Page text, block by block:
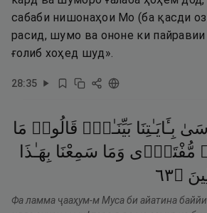
сабаби нишонаҳои Мо (ба қасди
расид, шумо ва ононе ки
ғолиб хоҳед шуд».
28:35
بِـَٔايَـٰتِنَا بَيِّنَـٰتٍۢ قَالُوا۟ مَا
مُّفْتَرًۭى وَمَا سَمِعْنَا بِهَـٰذَا
۝٣٦
Фа ламма ҷааҳум-м Муса би айатина